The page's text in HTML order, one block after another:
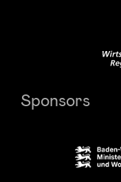
Sponsors